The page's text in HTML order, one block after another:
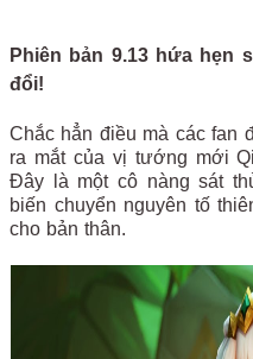
Phiên bản 9.13 hứa hẹn
đổi!
Chắc hẳn điều mà các fan
ra mắt của vị tướng mới
Đây là một cô nàng sát
biến chuyển nguyên tố
cho bản thân.